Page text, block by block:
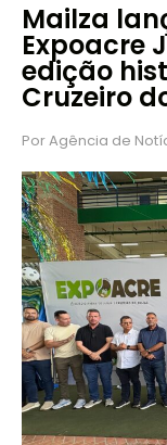
Mailza
Expoacre
edição
Cruzeiro
PorAgência de